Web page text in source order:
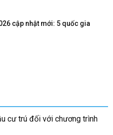
cập nhật mới: 5 quốc gia
cư trú đối với chương trình